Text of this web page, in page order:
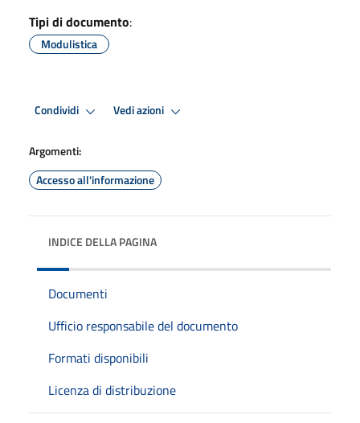
Tipi di documento:
Modulistica
Condividi Vedi azioni
Argomenti:
Accesso all'informazione
INDICE DELLA PAGINA
Documenti
Ufficio responsabile del documento
Formati disponibili
Licenza di distribuzione